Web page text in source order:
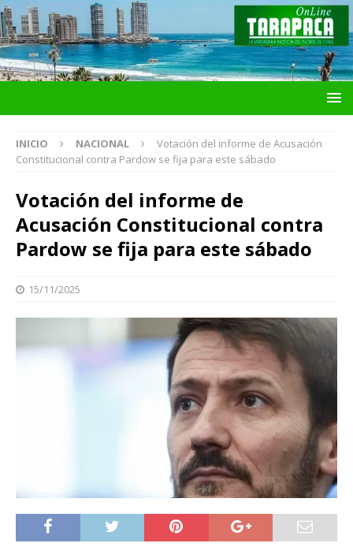
INICIO NACIONAL
Votación del informe de Acusación
Constitucional contra Pardow se fija para este sábado
Votación del informe de
Acusación Constitucional contra
Pardow se fija para este sábado
15/11/2025